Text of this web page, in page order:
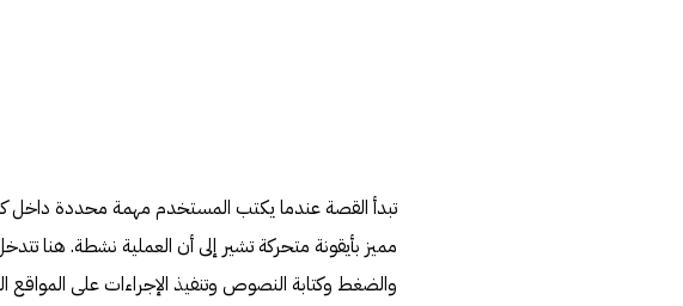
تبدأ القصة عندما يكتب المستخدم مهمة محددة داخل
مميز بأيقونة متحركة تشير إلى أن العملية نشطة. هنا
والضغط وكتابة النصوص وتنفيذ الإجراءات على المواقع